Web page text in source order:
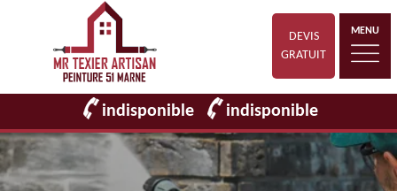
DEVIS
GRATUIT
MENU
indisponible indisponible